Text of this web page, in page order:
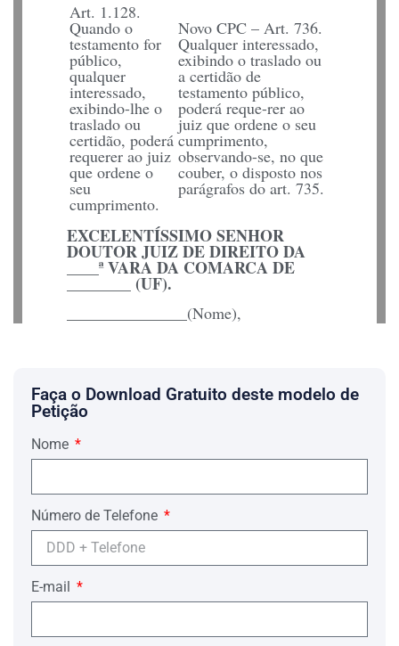
Art. 1.128.
Quando o
testamento for
público,
qualquer
interessado,
exibindo-lhe o
traslado ou
certidão, poderá
requerer ao juiz
que ordene o
seu
cumprimento.
Novo CPC – Art. 736.
Qualquer interessado,
exibindo o traslado ou
a certidão de
testamento público,
poderá reque-rer ao
juiz que ordene o seu
cumprimento,
observando-se, no que
couber, o disposto nos
parágrafos do art. 735.
EXCELENTÍSSIMO SENHOR
DOUTOR JUIZ DE DIREITO DA
____ª VARA DA COMARCA DE
________ (UF).
_______________(Nome),
(Qualificação), (Nacionalidade), (Estado
e domiciliado à Rua__________, Bairro
_____, na cidade de _______, por seu
advogado infra-assinado, com escritório
estabelecido na cidade de ________,
onde recebe as intimações e avisos, vem
Excelência, com fulcro no Art. 1128 do
CPC/73 (Art. 736 do NCPC/15),
exibindo o traslado do testamento
público de __________(doc.__), requer
seja ordenado seu
conforme dispõe os Arts. 1.125 e 1.126
do CPC/73 (Arts. 735 do NCPC/15),
cumprindo-se a disposição de última
Faça o Download Gratuito deste modelo de
Petição
Nome
Número de Telefone
E-mail